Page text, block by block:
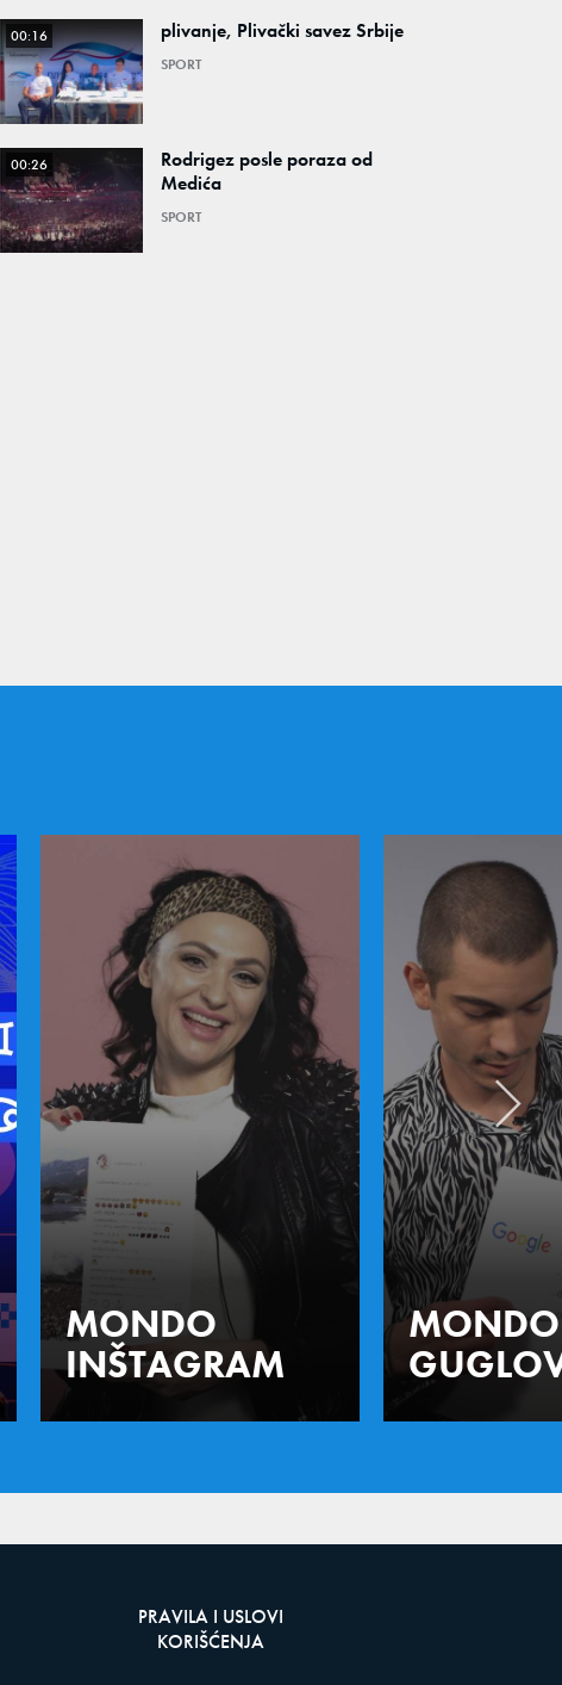
00:16 plivanje, Plivački savez Srbije
SPORT
00:26
Rodrigez posle poraza od
Medića
SPORT
MONDO
INŠTAGRAM
MONDO
PRAVILA I USLOVI
KORIŠĆENJA